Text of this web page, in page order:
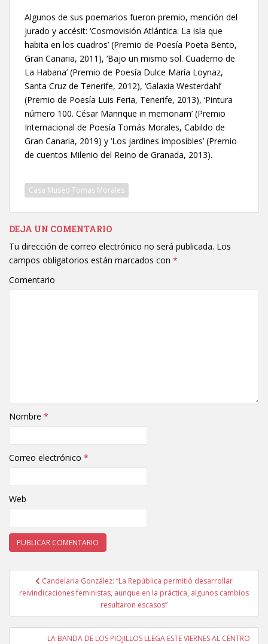
Algunos de sus poemarios fueron premio, mención del
jurado y accésit: ‘Cosmovisión Atlántica: La isla que
habita en los cuadros’ (Premio de Poesía Poeta Bento,
Gran Canaria, 2011), ‘Bajo un mismo sol. Cuaderno de
La Habana’ (Premio de Poesía Dulce María Loynaz,
Santa Cruz de Tenerife, 2012), ‘Galaxia Westerdahl’
(Premio de Poesía Luis Feria, Tenerife, 2013), ‘Pintura
número 100. César Manrique in memoriam’ (Premio
Internacional de Poesía Tomás Morales, Cabildo de
Gran Canaria, 2019) y ‘Los jardines imposibles’ (Premio
de cuentos Milenio del Reino de Granada, 2013).
Casa Museo Tomas Morales
DEJA UN COMENTARIO
Tu dirección de correo electrónico no será publicada. Los
campos obligatorios están marcados con *
Comentario
Nombre *
Correo electrónico *
Web
Navegación de entradas
Candelaria González: “La República permitió desarrollar
reivindicaciones feministas, aunque en la práctica, algunos cambios
resultaron escasos”
LA BANDA DE LOS PIOJILLOS LLEGA ESTE VIERNES AL CENTRO